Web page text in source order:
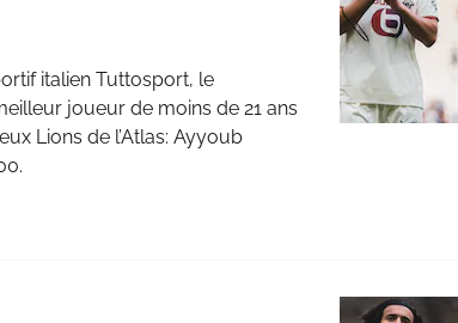
italien Tuttosport, le
joueur de moins de 21 ans
Lions de l’Atlas: Ayyoub